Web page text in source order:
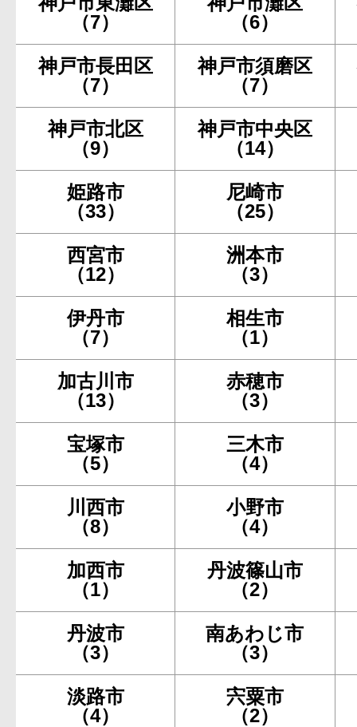
（7）
（6）
神戸市長田区
（7）
神戸市須磨区
（7）
神戸市北区
（9）
神戸市中央区
（14）
姫路市
（33）
尼崎市
（25）
西宮市
（12）
洲本市
（3）
伊丹市
（7）
相生市
（1）
加古川市
（13）
赤穂市
（3）
宝塚市
（5）
三木市
（4）
川西市
（8）
小野市
（4）
加西市
（1）
丹波篠山市
（2）
丹波市
（3）
南あわじ市
（3）
淡路市
（4）
宍粟市
（2）